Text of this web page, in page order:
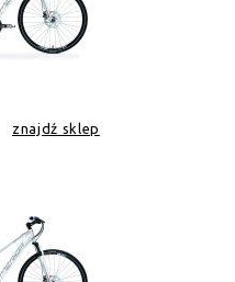
znajdź sklep